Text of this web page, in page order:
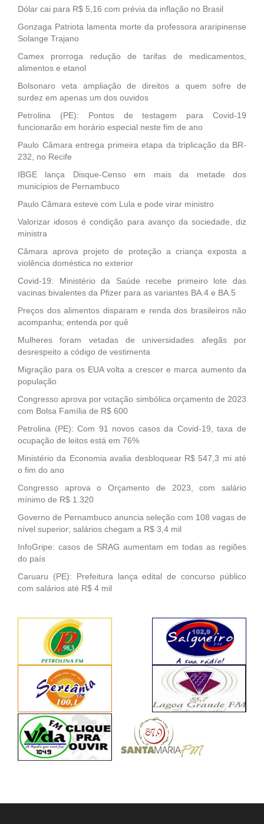
Dólar cai para R$ 5,16 com prévia da inflação no Brasil
Gonzaga Patriota lamenta morte da professora araripinense
Solange Trajano
Camex prorroga redução de tarifas de medicamentos,
alimentos e etanol
Bolsonaro veta ampliação de direitos a quem sofre de
surdez em apenas um dos ouvidos
Petrolina (PE): Pontos de testagem para Covid-19
funcionarão em horário especial neste fim de ano
Paulo Câmara entrega primeira etapa da triplicação da BR-
232, no Recife
IBGE lança Disque-Censo em mais da metade dos
municípios de Pernambuco
Paulo Câmara esteve com Lula e pode virar ministro
Valorizar idosos é condição para avanço da sociedade, diz
ministra
Câmara aprova projeto de proteção a criança exposta a
violência doméstica no exterior
Covid-19: Ministério da Saúde recebe primeiro lote das
vacinas bivalentes da Pfizer para as variantes BA.4 e BA.5
Preços dos alimentos disparam e renda dos brasileiros não
acompanha; entenda por quê
Mulheres foram vetadas de universidades afegãs por
desrespeito a código de vestimenta
Migração para os EUA volta a crescer e marca aumento da
população
Congresso aprova por votação simbólica orçamento de 2023
com Bolsa Família de R$ 600
Petrolina (PE): Com 91 novos casos da Covid-19, taxa de
ocupação de leitos está em 76%
Ministério da Economia avalia desbloquear R$ 547,3 mi até
o fim do ano
Congresso aprova o Orçamento de 2023, com salário
mínimo de R$ 1.320
Governo de Pernambuco anuncia seleção com 108 vagas de
nível superior; salários chegam a R$ 3,4 mil
InfoGripe: casos de SRAG aumentam em todas as regiões
do país
Caruaru (PE): Prefeitura lança edital de concurso público
com salários até R$ 4 mil